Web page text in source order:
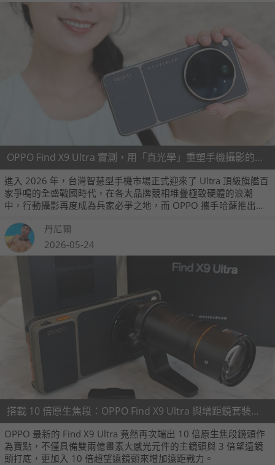
OPPO Find X9 Ultra 實測，用「真光學」重塑手機攝影的物理極限
進入 2026 年，台灣智慧型手機市場正式迎來了 Ultra 頂級旗艦百
家爭鳴的全盛戰國時代，在各大品牌競相堆疊極致硬體的浪潮
中，行動攝影再度成為兵家必爭之地，而 OPPO 攜手哈蘇推出的
丹尼爾
2026-05-24
搭載 10 倍原生焦段：OPPO Find X9 Ultra 與增距鏡套裝開箱實測
OPPO 最新的 Find X9 Ultra 竟然再次端出 10 倍原生焦段鏡頭作
為賣點，不僅具備雙兩億畫素大感光元件的主鏡頭與 3 倍望遠鏡
頭打底，更加入 10 倍超望遠鏡頭來增加遠距戰力。